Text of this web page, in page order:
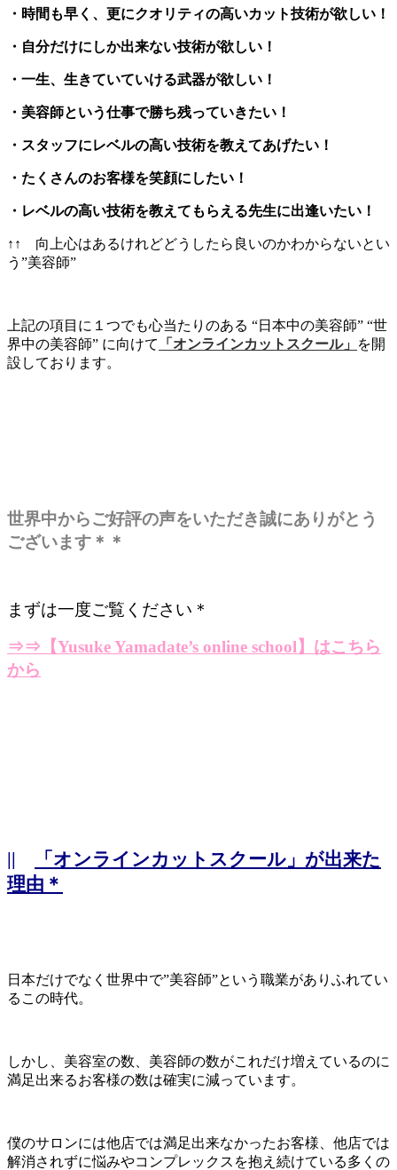
・時間も早く、更にクオリティの高いカット技術が欲しい！
・自分だけにしか出来ない技術が欲しい！
・一生、生きていていける武器が欲しい！
・美容師という仕事で勝ち残っていきたい！
・スタッフにレベルの高い技術を教えてあげたい！
・たくさんのお客様を笑顔にしたい！
・レベルの高い技術を教えてもらえる先生に出逢いたい！
↑↑ 向上心はあるけれどどうしたら良いのかわからないとい
う”美容師”
上記の項目に１つでも心当たりのある “日本中の美容師” “世
界中の美容師” に向けて
「オンラインカットスクール」
を開
設しております。
世界中からご好評の声をいただき誠にありがとう
ございます＊＊
まずは一度ご覧ください＊
⇒⇒ 【Yusuke Yamadate’s online school】はこちら
から
||
「オンラインカットスクール」が出来た
理由＊
日本だけでなく世界中で”美容師”という職業がありふれてい
るこの時代。
しかし、美容室の数、美容師の数がこれだけ増えているのに
満足出来るお客様の数は確実に減っています。
僕のサロンには他店では満足出来なかったお客様、他店では
解消されずに悩みやコンプレックスを抱え続けている多くの